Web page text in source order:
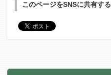
このページをSNSに共有する